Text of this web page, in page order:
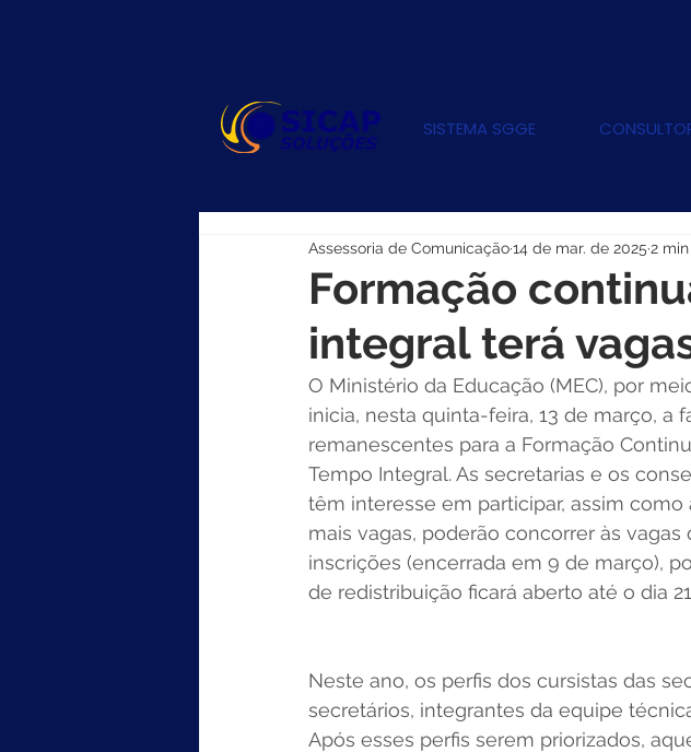
SISTEMA SGGE
Formação
integral terá
Assessoria de Comunicação14 de mar. de 2025 2
O Ministério da Educação (MEC), por
inicia, nesta quinta-feira, 13 de março, a
remanescentes para a Formação
Tempo Integral. As secretarias e os
têm interesse em participar, assim
mais vagas, poderão concorrer às
inscrições (encerrada em 9 de março),
de redistribuição ficará aberto até o dia
Neste ano, os perfis dos cursistas das
secretários, integrantes da equipe
Após esses perfis serem priorizados,